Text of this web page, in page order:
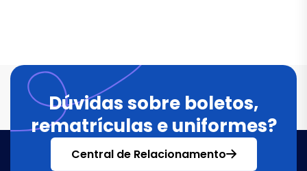
Dúvidas sobre boletos,
rematrículas e uniformes?
Central de Relacionamento